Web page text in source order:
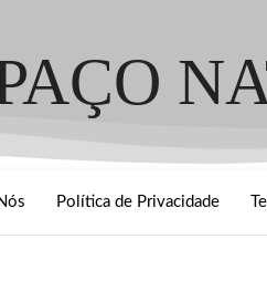
Política de Privacidade